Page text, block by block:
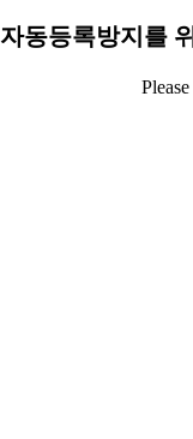
자동등록방지를